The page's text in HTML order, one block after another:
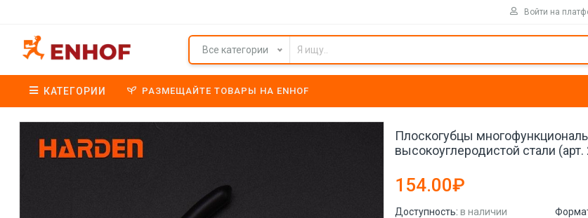
Войти на
Все категории
КАТЕГОРИИ РАЗМЕЩАЙТЕ ТОВАРЫ НА ENHOF
Плоскогубцы
высокоуглеродистой стали
154.00₽
Доступность: в наличии